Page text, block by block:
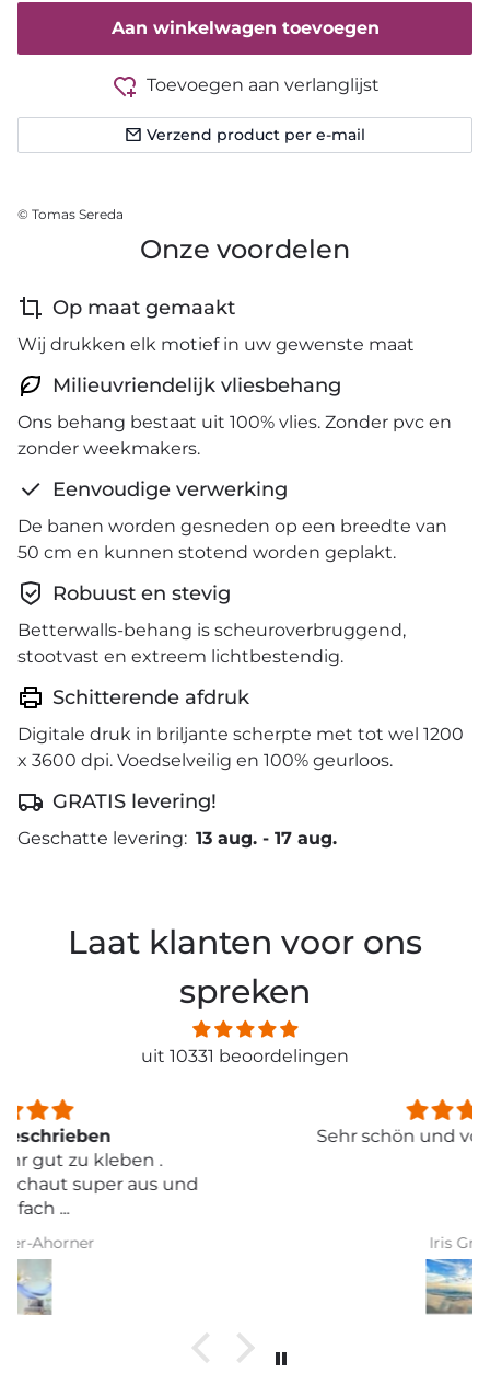
Aan winkelwagen toevoegen
Toevoegen aan verlanglijst
Verzend product per e-mail
© Tomas Sereda
Onze voordelen
Op maat gemaakt
Wij drukken elk motief in uw gewenste maat
Milieuvriendelijk vliesbehang
Ons behang bestaat uit 100% vlies. Zonder pvc en
zonder weekmakers.
Eenvoudige verwerking
De banen worden gesneden op een breedte van
50 cm en kunnen stotend worden geplakt.
Robuust en stevig
Betterwalls-behang is scheuroverbruggend,
stootvast en extreem lichtbestendig.
Schitterende afdruk
Digitale druk in briljante scherpte met tot wel 1200
x 3600 dpi. Voedselveilig en 100% geurloos.
GRATIS levering!
Geschatte levering: 13 aug. - 17 aug.
Laat klanten voor ons
spreken
uit 10331 beoordelingen
Sehr schön und von toller Qualität